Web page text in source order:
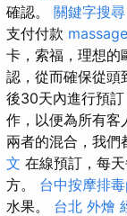
確認。 關鍵字搜尋
支付付款
卡，索福，理想的
認，從而確保從
後30天內進行預
作，以便為所有客
兩者的混合，我們
文 在線預訂，每
方。 台中按摩排
水果。 台北 外燴